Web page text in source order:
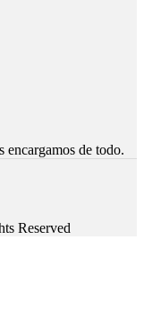
encargamos de todo.
Reserved